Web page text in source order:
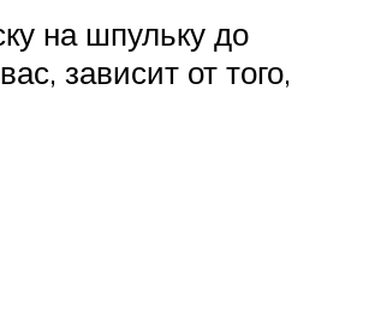
на шпульку до
зависит от того,